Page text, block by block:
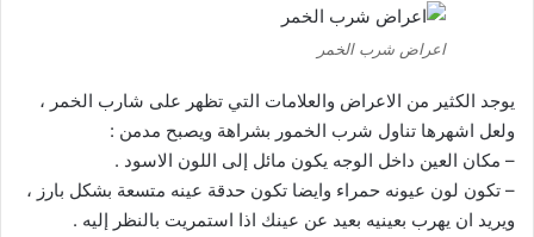
اعراض شرب الخمر
يوجد الكثير من الاعراض والعلامات التي تظهر على شارب الخمر ،
ولعل اشهرها تناول شرب الخمور بشراهة ويصبح مدمن :
– مكان العين داخل الوجه يكون مائل إلى اللون الاسود .
– تكون لون عيونه حمراء وايضا تكون حدقة عينه متسعة بشكل بارز ،
ويريد ان يهرب بعينيه بعيد عن عينك اذا استمريت بالنظر إليه .